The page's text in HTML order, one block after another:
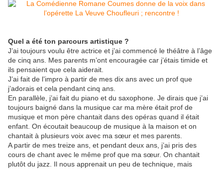
Quel a été ton parcours artistique ?
J’ai toujours voulu être actrice et j’ai commencé le théâtre à l’âge
de cinq ans. Mes parents m’ont encouragée car j’étais timide et
ils pensaient que cela aiderait.
J’ai fait de l’impro à partir de mes dix ans avec un prof que
j’adorais et cela pendant cinq ans.
En parallèle, j’ai fait du piano et du saxophone. Je dirais que j’ai
toujours baigné dans la musique car ma mère était prof de
musique et mon père chantait dans des opéras quand il était
enfant. On écoutait beaucoup de musique à la maison et on
chantait à plusieurs voix avec ma sœur et mes parents.
A partir de mes treize ans, et pendant deux ans, j’ai pris des
cours de chant avec le même prof que ma sœur. On chantait
plutôt du jazz. Il nous apprenait un peu de technique, mais